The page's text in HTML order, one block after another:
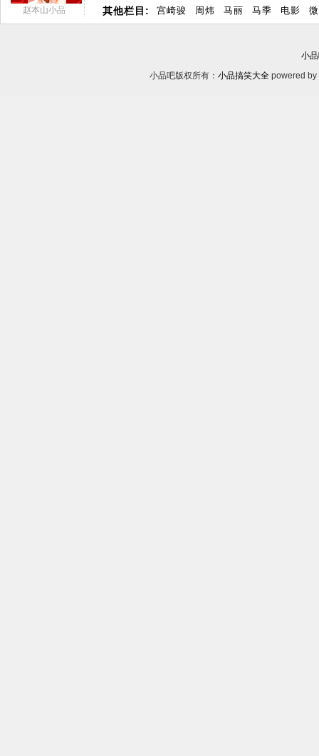
赵本山小品 其他栏目: 宫崎骏 周炜 马丽 马季 电影
小
小品吧版权所有： 小品搞笑大全 powered by